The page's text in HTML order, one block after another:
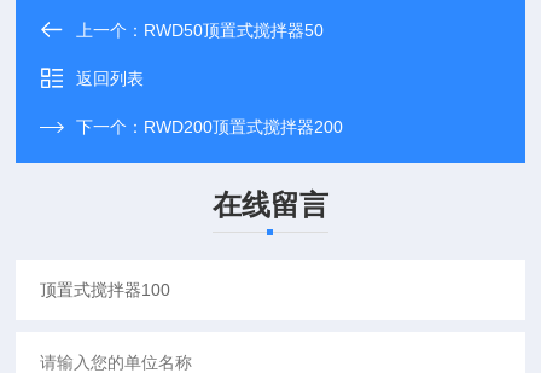
上一个： RWD50顶置式搅拌器50
返回列表
下一个： RWD200顶置式搅拌器200
在线留言